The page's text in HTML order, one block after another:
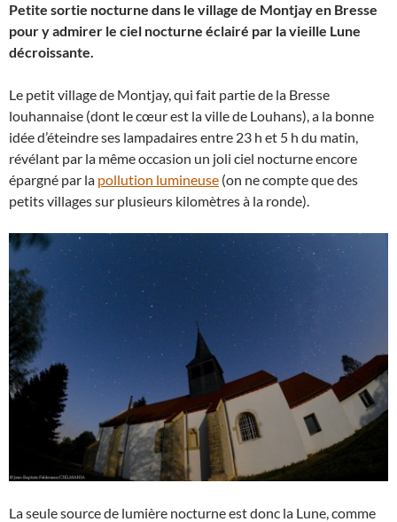
Petite sortie nocturne dans le village de Montjay en Bresse
pour y admirer le ciel nocturne éclairé par la vieille Lune
décroissante.
Le petit village de Montjay, qui fait partie de la Bresse
louhannaise (dont le cœur est la ville de Louhans), a la bonne
idée d’éteindre ses lampadaires entre 23 h et 5 h du matin,
révélant par la même occasion un joli ciel nocturne encore
épargné par la pollution lumineuse (on ne compte que des
petits villages sur plusieurs kilomètres à la ronde).
La seule source de lumière nocturne est donc la Lune, comme